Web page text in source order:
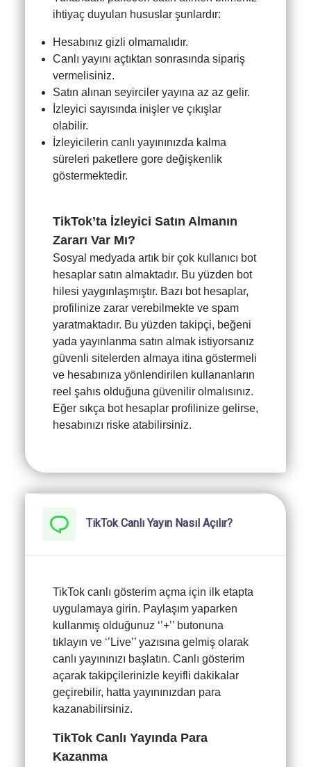
ihtiyaç duyulan hususlar şunlardır:
Hesabınız gizli olmamalıdır.
Canlı yayını açtıktan sonrasında sipariş
vermelisiniz.
Satın alınan seyirciler yayına az az gelir.
İzleyici sayısında inişler ve çıkışlar
olabilir.
İzleyicilerin canlı yayınınızda kalma
süreleri paketlere gore değişkenlik
göstermektedir.
TikTok’ta İzleyici Satın Almanın
Zararı Var Mı?
Sosyal medyada artık bir çok kullanıcı bot
hesaplar satın almaktadır. Bu yüzden bot
hilesi yaygınlaşmıştır. Bazı bot hesaplar,
profilinize zarar verebilmekte ve spam
yaratmaktadır. Bu yüzden takipçi, beğeni
yada yayınlanma satın almak istiyorsanız
güvenli sitelerden almaya itina göstermeli
ve hesabınıza yönlendirilen kullananların
reel şahıs olduğuna güvenilir olmalısınız.
Eğer sıkça bot hesaplar profilinize gelirse,
hesabınızı riske atabilirsiniz.
TikTok Canlı Yayın Nasıl Açılır?
TikTok canlı gösterim açma için ilk etapta
uygulamaya girin. Paylaşım yaparken
kullanmış olduğunuz ‘’+’’ butonuna
tıklayın ve ‘’Live’’ yazısına gelmiş olarak
canlı yayınınızı başlatın. Canlı gösterim
açarak takipçilerinizle keyifli dakikalar
geçirebilir, hatta yayınınızdan para
kazanabilirsiniz.
TikTok Canlı Yayında Para
Kazanma